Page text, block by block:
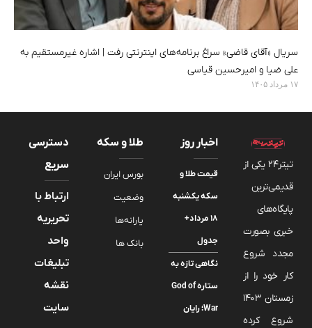
سریال «آقای قاضی» سراغ برنامه‌های اینترنتی رفت | اشاره غیرمستقیم به
علی ضیا و امیرحسین قیاسی
۱۷ مرداد ۱۴۰۵
تیتر24 یکی از
قدیمی‌ترین
پایگاه‌های
خبری بصورت
مجدد شروع
کار خود را از
زمستان 1403
شروع کرده
اخبار روز
قیمت طلا و
سکه یکشنبه
۱۸ مرداد+
جدول
نگاهی تازه به
ستاره God of
War؛ رایان
طلا و سکه
بورس ایران
وضعیت
یارانه‌ها
بانک ها
دسترسی
سریع
ارتباط با
تحریریه
واحد
تبلیغات
نقشه
سایت